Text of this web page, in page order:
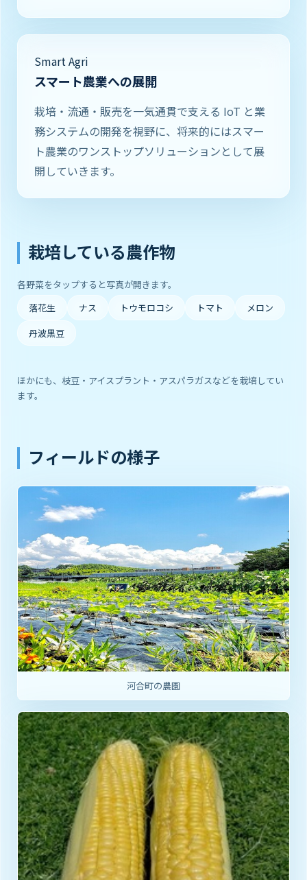
Smart Agri
スマート農業への展開
栽培・流通・販売を一気通貫で支える IoT と業
務システムの開発を視野に、将来的にはスマー
ト農業のワンストップソリューションとして展
開していきます。
栽培している農作物
各野菜をタップすると写真が開きます。
落花生
ナス トウモロコシ トマト
メロン
丹波黒豆
ほかにも、枝豆・アイスプラント・アスパラガスなどを栽培してい
ます。
フィールドの様子
河合町の農園